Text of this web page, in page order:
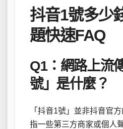
抖音1號多少
題快速FAQ
Q1：網路上流
號」是什麼？
「抖音1號」並非抖音官
指一些第三方商家或個人